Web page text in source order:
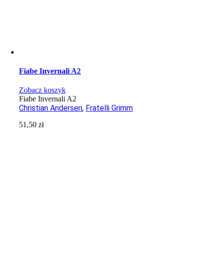
Fiabe Invernali A2
Zobacz koszyk
Fiabe Invernali A2
Christian Andersen, Fratelli Grimm
51,50zł